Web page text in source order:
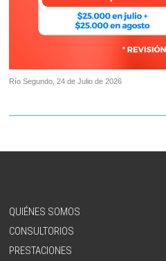
Río Segundo, 24 de Julio de 2026
QUIÉNES SOMOS
CONSULTORIOS
PRESTACIONES